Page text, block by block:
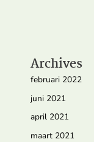
Archives
februari 2022
juni 2021
april 2021
maart 2021